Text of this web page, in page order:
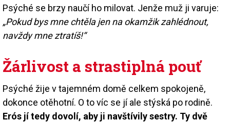
Psýché se brzy naučí ho milovat. Jenže muž ji varuje:
„Pokud bys mne chtěla jen na okamžik zahlédnout,
navždy mne ztratíš!“
Žárlivost a strastiplná pouť
Psýché žije v tajemném domě celkem spokojeně,
dokonce otěhotní. O to víc se jí ale stýská po rodině.
Erós jí tedy dovolí, aby ji navštívily sestry. Ty dvě